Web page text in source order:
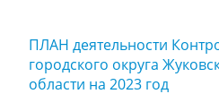
ПЛАН деятельности
городского округа
области на 2023 год